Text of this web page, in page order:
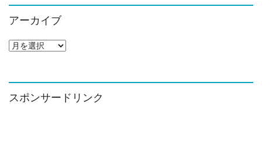
アーカイブ
ア
イ
ブ
スポンサードリンク